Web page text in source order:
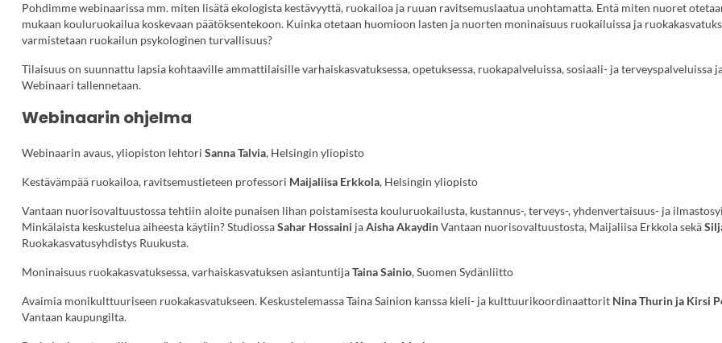
u
l
k
i
l
a
i
u
s
t
o
l
Pohdimme webinaarissa mm. miten lisätä ekologista kestävyyttä, ruokailoa ja ruuan ravitsemuslaatua unohtamatta. Entä miten nuoret
mukaan kouluruokailua koskevaan päätöksentekoon. Kuinka otetaan huomioon lasten ja nuorten moninaisuus ruokailuissa ja
varmistetaan ruokailun psykologinen turvallisuus?
Tilaisuus on suunnattu lapsia kohtaaville ammattilaisille varhaiskasvatuksessa, opetuksessa, ruokapalveluissa, sosiaali- ja terveyspalveluissa
Webinaari tallennetaan.
Webinaarin ohjelma
Webinaarin avaus, yliopiston lehtori Sanna Talvia, Helsingin yliopisto
Kestävämpää ruokailoa, ravitsemustieteen professori Maijaliisa Erkkola, Helsingin yliopisto
Vantaan nuorisovaltuustossa tehtiin aloite punaisen lihan poistamisesta kouluruokailusta, kustannus-, terveys-, yhdenvertaisuus- ja
Minkälaista keskustelua aiheesta käytiin? StudiossaSahar Hossaini jaAisha AkaydinVantaan nuorisovaltuustosta, Maijaliisa Erkkola sekä
Ruokakasvatusyhdistys Ruukusta.
Moninaisuus ruokakasvatuksessa, varhaiskasvatuksen asiantuntijaTaina Sainio, Suomen Sydänliitto
Avaimia monikulttuuriseen ruokakasvatukseen. Keskustelemassa Taina Sainion kanssa kieli- ja kulttuurikoordinaattorit Nina Thurin ja Kirsi
Vantaan kaupungilta.